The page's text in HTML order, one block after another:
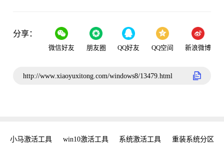
分享：
微信好友 朋友圈 QQ好友 QQ空间 新浪微博
http://www.xiaoyuxitong.com/windows8/13479.html
小马激活工具 win10激活工具 系统激活工具
重装系统分区